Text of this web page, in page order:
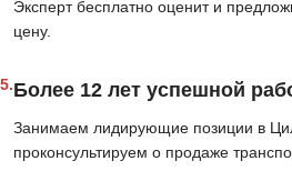
Эксперт бесплатно оценит и
цену.
5.Более 12 лет успешной
Занимаем лидирующие позиции в
проконсультируем о продаже